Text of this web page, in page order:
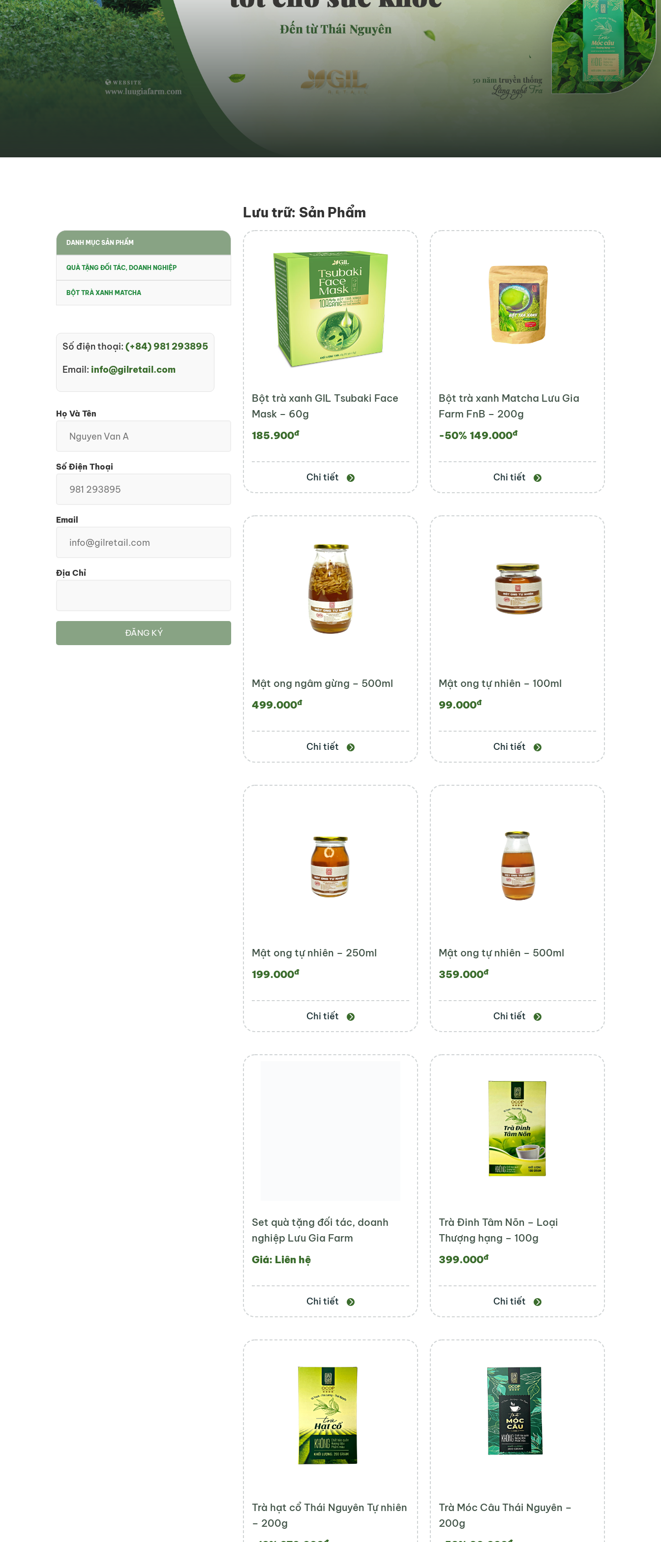
DANH MỤC SẢN PHẨM
QUÀ TẶNG ĐỐI TÁC, DOANH NGHIỆP
BỘT TRÀ XANH MATCHA
Số điện thoại: (+84) 981 293895
Email: info@gilretail.com
Họ Và Tên
Số Điện Thoại
Email
Địa Chỉ
ĐĂNG KÝ
Lưu trữ: Sản Phẩm
Bột trà xanh GIL Tsubaki Face
Mask – 60g
185.900đ
Chi tiết
Bột trà xanh Matcha Lưu Gia
Farm FnB – 200g
-50% 149.000đ
Chi tiết
Mật ong ngâm gừng – 500ml
499.000đ
Chi tiết
Mật ong tự nhiên – 100ml
99.000đ
Chi tiết
Mật ong tự nhiên – 250ml
199.000đ
Chi tiết
Mật ong tự nhiên – 500ml
359.000đ
Chi tiết
Set quà tặng đối tác, doanh
nghiệp Lưu Gia Farm
Giá: Liên hệ
Chi tiết
Trà Đinh Tâm Nõn – Loại
Thượng hạng – 100g
399.000đ
Chi tiết
Trà hạt cổ Thái Nguyên Tự nhiên
– 200g
Trà Móc Câu Thái Nguyên –
200g